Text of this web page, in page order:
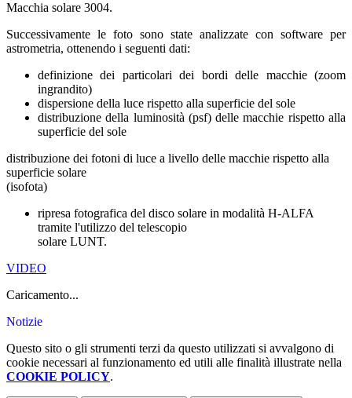
Macchia solare 3004.
Successivamente le foto sono state analizzate con software per
astrometria, ottenendo i seguenti dati:
definizione dei particolari dei bordi delle macchie (zoom
ingrandito)
dispersione della luce rispetto alla superficie del sole
distribuzione della luminosità (psf) delle macchie rispetto alla
superficie del sole
distribuzione dei fotoni di luce a livello delle macchie rispetto alla
superficie solare
(isofota)
ripresa fotografica del disco solare in modalità H-ALFA
tramite l'utilizzo del telescopio
solare LUNT.
VIDEO
Caricamento...
Notizie
Questo sito o gli strumenti terzi da questo utilizzati si avvalgono di
cookie necessari al funzionamento ed utili alle finalità illustrate nella
COOKIE POLICY.